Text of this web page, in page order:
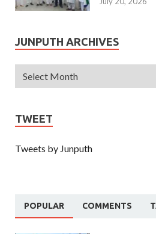
JUNPUTH ARCHIVES
TWEET
Tweets by Junputh
POPULAR COMMENTS